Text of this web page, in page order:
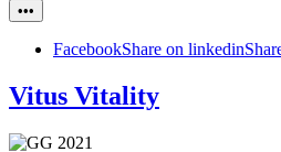
•••
FacebookShare on linkedin
Vitus Vitality